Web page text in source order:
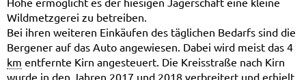
Wildmetzgerei zu betreiben.
Bei ihren weiteren Einkäufen des täglichen Bedarfs sind die
Bergener auf das Auto angewiesen. Dabei wird meist das 4
km entfernte Kirn angesteuert. Die Kreisstraße nach Kirn
wurde in den Jahren 2017 und 2018 verbreitert und erhielt